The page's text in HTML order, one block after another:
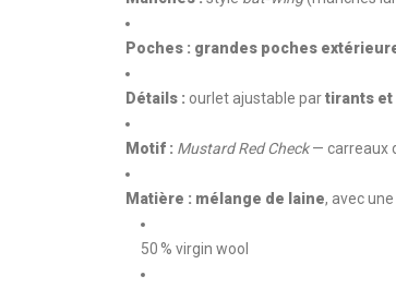
Poches : grandes poches
Détails : ourlet ajustable partirants
Motif : Mustard Red Check— carreaux
Matière : mélange de laine, avec
50 % virgin wool